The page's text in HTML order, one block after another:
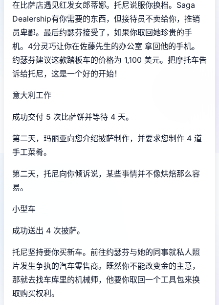
在比萨店遇见红发女郎蒂娜。托尼说服你换档。Saga
Dealership有你需要的东西，但接待员不卖给你，推销
员卑鄙。最后约瑟芬接受了，如果你取回她珍贵的手
机。4分灵巧让你在佐藤先生的办公室 拿回他的手机。
约瑟芬建议这款踏板车的价格为 1,100 美元。把摩托车告
诉给托尼，这是一个好的开始！
意大利工作
成功交付 5 次比萨饼并等待 4 天。
第二天，玛丽亚向您介绍披萨制作，并要求您制作 4 道
手工菜肴。
第二天，托尼向你倾诉说，某些事情并不像烘焙那么容
易。
小型车
成功送出 4 次披萨。
托尼坚持要你买新车。前往约瑟芬与她的同事就私人照
片发生争执的汽车零售商。既然你不能改变金的主意，
那就去找车库里的机械师，他要你取回一个工具包来换
取购买权利。